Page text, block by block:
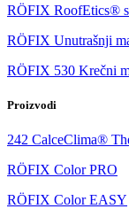
RÖFIX RoofEtics®
RÖFIX Unutrašnji
RÖFIX 530 Krečni
Proizvodi
242 CalceClima®
RÖFIX Color PRO
RÖFIX Color EASY